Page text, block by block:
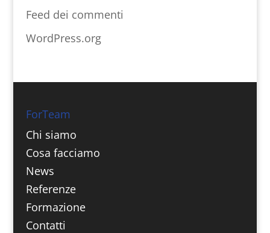
Feed dei commenti
WordPress.org
ForTeam
Chi siamo
Cosa facciamo
News
Referenze
Formazione
Contatti